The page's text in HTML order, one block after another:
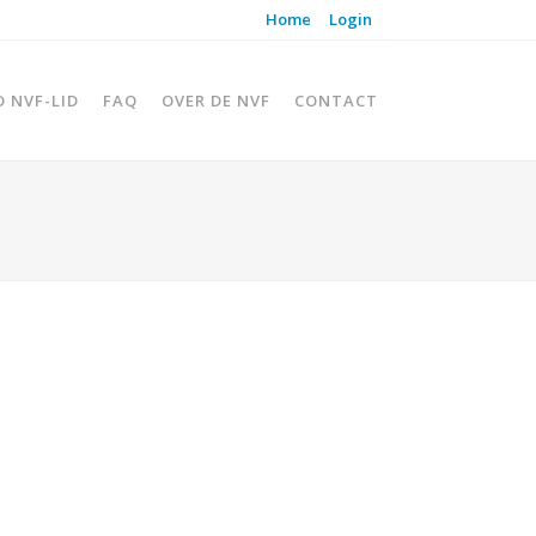
Home Login
NVF-LID FAQ OVER DE NVF CONTACT